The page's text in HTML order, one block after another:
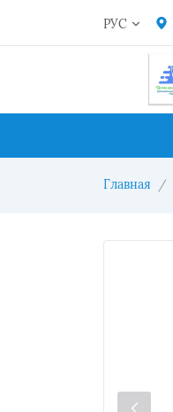
РУС
Главная